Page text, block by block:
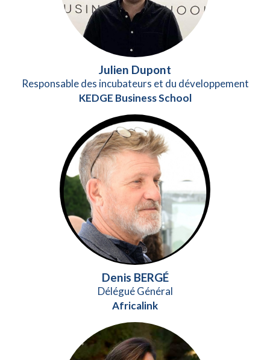
Julien Dupont
Responsable des incubateurs et du développement
KEDGE Business School
Denis BERGÉ
Délégué Général
Africalink